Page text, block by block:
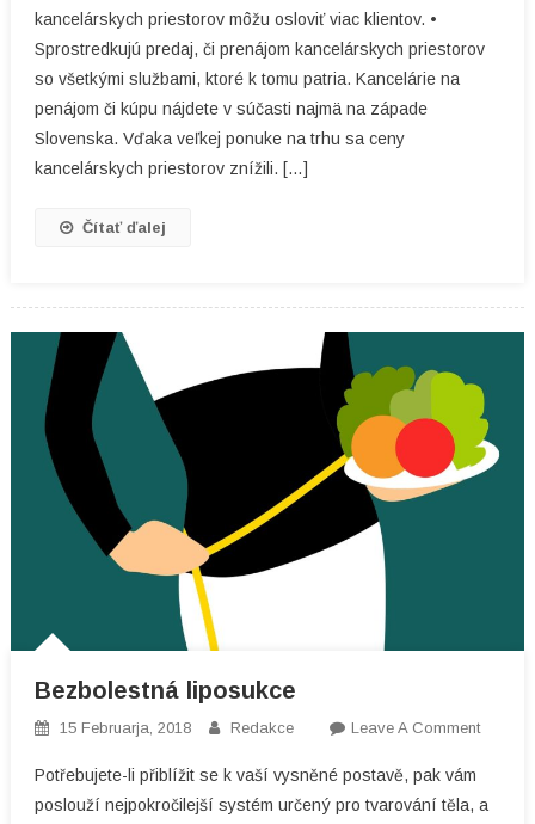
kancelárskych priestorov môžu osloviť viac klientov. •
Sprostredkujú predaj, či prenájom kancelárskych priestorov
so všetkými službami, ktoré k tomu patria. Kancelárie na
penájom či kúpu nájdete v súčasti najmä na západe
Slovenska. Vďaka veľkej ponuke na trhu sa ceny
kancelárskych priestorov znížili. […]
Čítať ďalej
Bezbolestná liposukce
15 Februarja, 2018 Redakce Leave A CommentOn
Potřebujete-li přiblížit se k vaší vysněné postavě, pak vám
poslouží nejpokročilejší systém určený pro tvarování těla, a